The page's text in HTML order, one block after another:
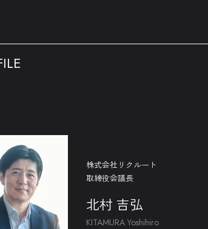
株式会社リクルート
取締役会議長
北村 吉弘
KITAMURA Yoshihiro